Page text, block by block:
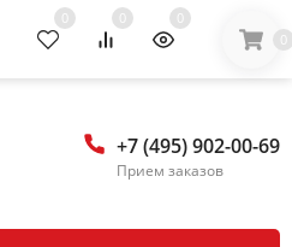
0 0
0
0
+7 (495) 902-00-69
Прием заказов